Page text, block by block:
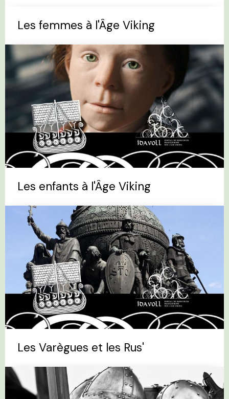
Les femmes à l'Âge Viking
Les enfants à l'Âge Viking
Les Varègues et les Rus'